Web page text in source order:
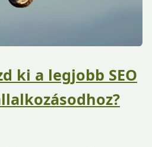
ki a legjobb SEO